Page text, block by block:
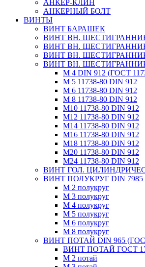
АНКЕР-КЛИН
АНКЕРНЫЙ БОЛТ
ВИНТЫ
ВИНТ БАРАШЕК
ВИНТ ВН.
ВИНТ ВН.
ВИНТ ВН.
ВИНТ ВН.
М 4 DIN 912 (ГОСТ
М 5 11738-80 DIN 912
М 6 11738-80 DIN 912
М 8 11738-80 DIN 912
М10 11738-80 DIN 912
М12 11738-80 DIN 912
М14 11738-80 DIN 912
М16 11738-80 DIN 912
М18 11738-80 DIN 912
М20 11738-80 DIN 912
М24 11738-80 DIN 912
ВИНТ ГОЛ.
ВИНТ ПОЛУКРУГ DIN 7985
М 2 полукруг
М 3 полукруг
М 4 полукруг
М 5 полукруг
М 6 полукруг
М 8 полукруг
ВИНТ ПОТАЙ DIN 965
ВИНТ ПОТАЙ ГОСТ
М 2 потай